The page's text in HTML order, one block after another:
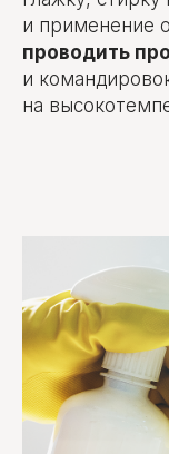
и применение
проводить
и
на